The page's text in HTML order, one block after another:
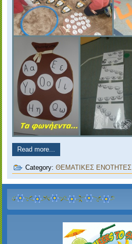
Read more...
Category:ΘΕΜΑΤΙΚΕΣ ΕΝΟΤΗΤΕΣ